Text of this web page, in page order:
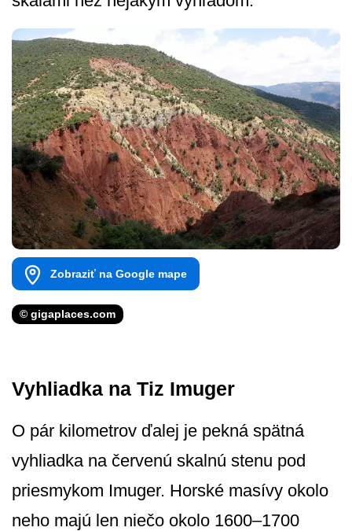
Zobraziť na Google mape
© gigaplaces.com
Vyhliadka na Tiz Imuger
O pár kilometrov ďalej je pekná spätná
vyhliadka na červenú skalnú stenu pod
priesmykom Imuger. Horské masívy okolo
neho majú len niečo okolo 1600–1700